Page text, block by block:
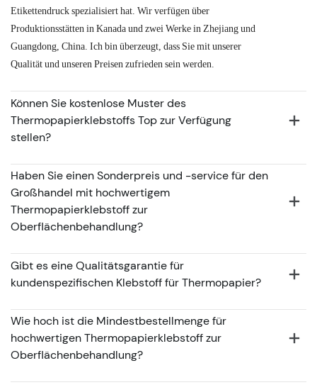
Etikettendruck spezialisiert hat. Wir verfügen über
Produktionsstätten in Kanada und zwei Werke in Zhejiang und
Guangdong, China. Ich bin überzeugt, dass Sie mit unserer
Qualität und unseren Preisen zufrieden sein werden.
Können Sie kostenlose Muster des
Thermopapierklebstoffs Top zur Verfügung
stellen?
Haben Sie einen Sonderpreis und -service für den
Großhandel mit hochwertigem
Thermopapierklebstoff zur
Oberflächenbehandlung?
Gibt es eine Qualitätsgarantie für
kundenspezifischen Klebstoff für Thermopapier?
Wie hoch ist die Mindestbestellmenge für
hochwertigen Thermopapierklebstoff zur
Oberflächenbehandlung?